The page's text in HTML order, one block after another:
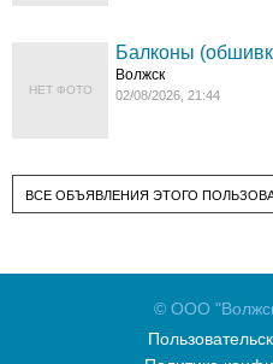
НЕТ ФОТО
Балконы
Волжск
02/08/2026, 21:44
ВСЕ ОБЪЯВЛЕНИЯ ЭТОГО
© ООО